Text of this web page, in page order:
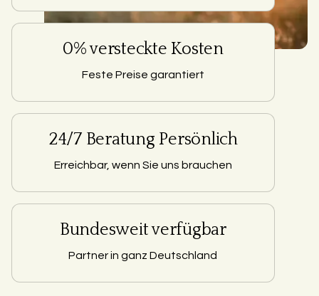
0% versteckte Kosten
Feste Preise garantiert
24/7 Beratung Persönlich
Erreichbar, wenn Sie uns brauchen
Bundesweit verfügbar
Partner in ganz Deutschland